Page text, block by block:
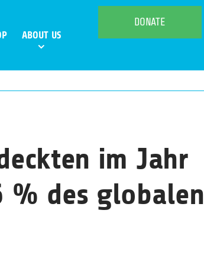
ABOUT US
DONATE
im Jahr
% des globalen